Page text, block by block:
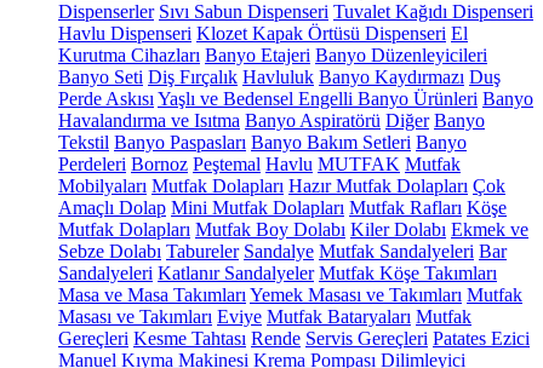
Dispenserler Sıvı Sabun Dispenseri Tuvalet Kağıdı Dispenseri
Havlu Dispenseri Klozet Kapak Örtüsü Dispenseri El
Kurutma Cihazları Banyo Etajeri Banyo Düzenleyicileri
Banyo Seti Diş Fırçalık Havluluk Banyo Kaydırmazı Duş
Perde Askısı Yaşlı ve Bedensel Engelli Banyo Ürünleri Banyo
Havalandırma ve Isıtma Banyo Aspiratörü Diğer Banyo
Tekstil Banyo Paspasları Banyo Bakım Setleri Banyo
Perdeleri Bornoz Peştemal Havlu MUTFAK Mutfak
Mobilyaları Mutfak Dolapları Hazır Mutfak Dolapları Çok
Amaçlı Dolap Mini Mutfak Dolapları Mutfak Rafları Köşe
Mutfak Dolapları Mutfak Boy Dolabı Kiler Dolabı Ekmek ve
Sebze Dolabı Tabureler Sandalye Mutfak Sandalyeleri Bar
Sandalyeleri Katlanır Sandalyeler Mutfak Köşe Takımları
Masa ve Masa Takımları Yemek Masası ve Takımları Mutfak
Masası ve Takımları Eviye Mutfak Bataryaları Mutfak
Gereçleri Kesme Tahtası Rende Servis Gereçleri Patates Ezici
Manuel Kıyma Makinesi Krema Pompası Dilimleyici